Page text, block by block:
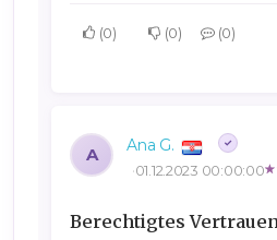
0 0 0
A Ana G.
01.12.2023 00:00:00
Berechtigtes